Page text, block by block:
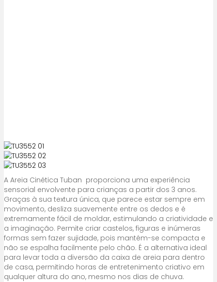
A Areia Cinética Tuban proporciona uma experiência
sensorial envolvente para crianças a partir dos 3 anos.
Graças à sua textura única, que parece estar sempre em
movimento, desliza suavemente entre os dedos e é
extremamente fácil de moldar, estimulando a criatividade e
a imaginação. Permite criar castelos, figuras e inúmeras
formas sem fazer sujidade, pois mantém-se compacta e
não se espalha facilmente pelo chão. É a alternativa ideal
para levar toda a diversão da caixa de areia para dentro
de casa, permitindo horas de entretenimento criativo em
qualquer altura do ano, mesmo nos dias de chuva.